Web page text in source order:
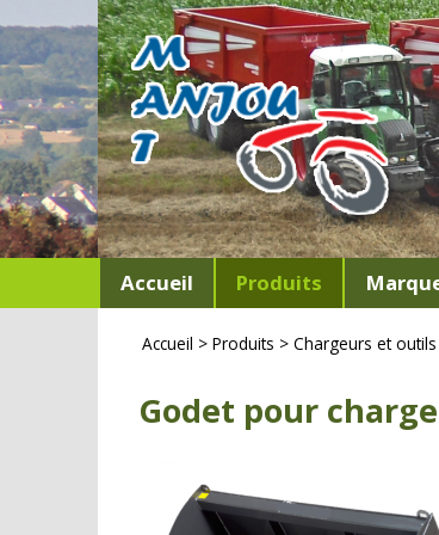
Accueil Produits
Accueil >Produits >Chargeurs et
Godet pour